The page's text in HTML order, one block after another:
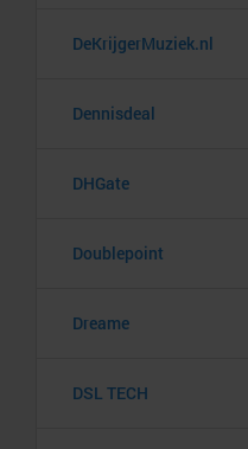
DeKrijgerMuziek.nl
Dennisdeal
DHGate
Doublepoint
Dreame
DSL TECH